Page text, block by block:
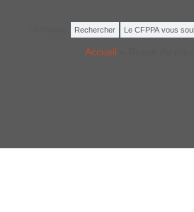
Rechercher Le CFPPA vous
Accueil